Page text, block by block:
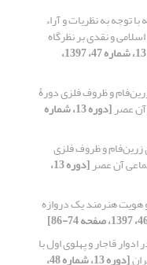
توجه به نظریات و آراء
و نقدی بر نظرگاه
[دوره 13، شماره 47، 1397،
و ظروف فلزی دورۀ
آن عصر [دوره 13، شماره
و ظروف فلزی
آن عصر [دوره 13،
هویت هنرمند یک دروازه
قاجار و پهلوی اول با
[دوره 13، شماره 48،